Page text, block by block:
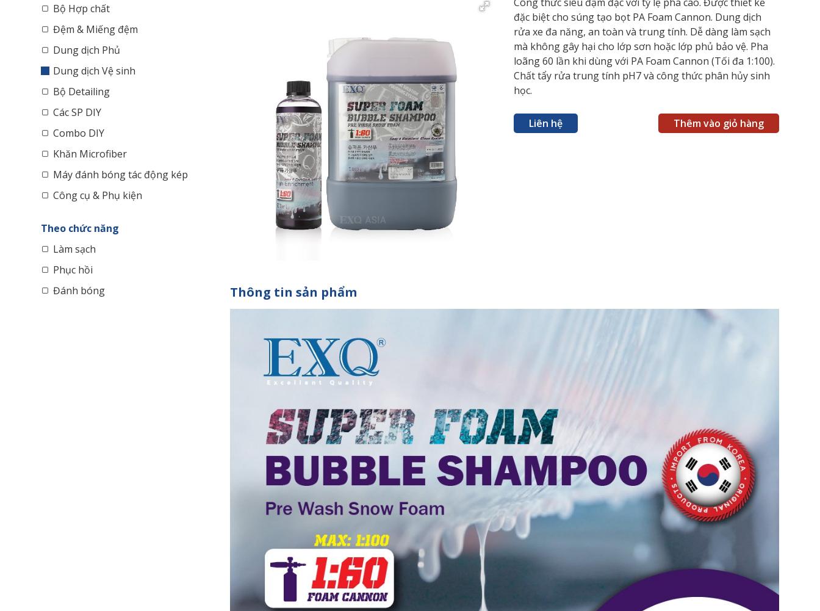
Bộ Hợp chất
Đệm & Miếng đệm
Dung dịch Phủ
Dung dịch Vệ sinh
Bộ Detailing
Các SP DIY
Combo DIY
Khăn Microfiber
Máy đánh bóng tác động kép
Công cụ & Phụ kiện
Theo chức năng
Làm sạch
Phục hồi
Đánh bóng
đặc biệt cho súng tạo bọt PA Foam Cannon. Dung dịch
rửa xe đa năng, an toàn và trung tính. Dễ dàng làm sạch
mà không gây hại cho lớp sơn hoặc lớp phủ bảo vệ. Pha
loãng 60 lần khi dùng với PA Foam Cannon (Tối đa 1:100).
Chất tẩy rửa trung tính pH7 và công thức phân hủy sinh
học.
Liên hệ Thêm vào giỏ hàng
Thông tin sản phẩm